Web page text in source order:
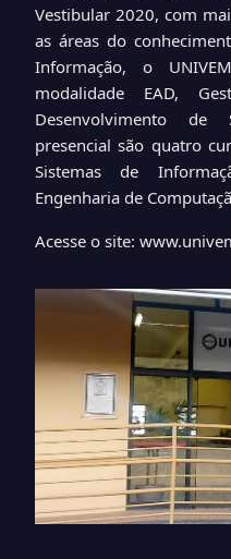
Vestibular 2020, com
as áreas do
Informação, o
modalidade EAD,
Desenvolvimento de
presencial são quatro
Sistemas de
Engenharia de
Acesse o site: